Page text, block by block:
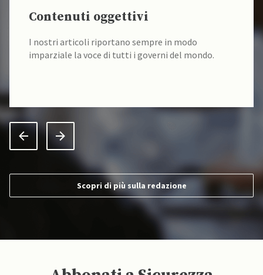
Contenuti oggettivi
I nostri articoli riportano sempre in modo
imparziale la voce di tutti i governi del mondo.
Scopri di più sulla redazione